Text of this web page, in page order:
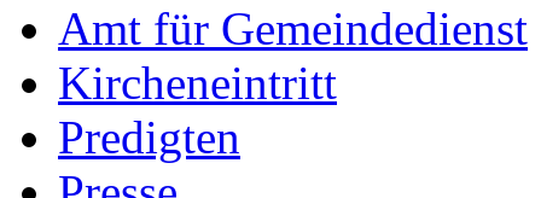
Amt für Gemeindedienst
Kircheneintritt
Predigten